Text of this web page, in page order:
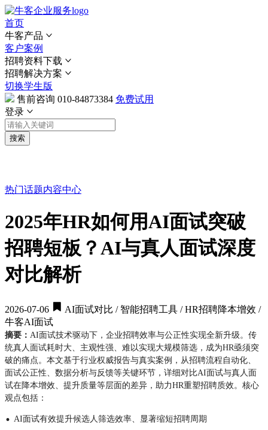
首页
牛客产品
客户案例
招聘资料下载
招聘解决方案
切换学生版
售前咨询 010-84873384 免费试用
登录
搜索
热门话题内容中心
2025年HR如何用AI面试突破
招聘短板？AI与真人面试深度
对比解析
2026-07-06
AI面试对比 / 智能招聘工具 / HR招聘降本增效 /
牛客AI面试
摘要： AI面试技术驱动下，企业招聘效率与公正性实现全新升级。传
统真人面试耗时大、主观性强、难以实现大规模筛选，成为HR亟须突
破的痛点。本文基于行业权威报告与真实案例，从招聘流程自动化、
面试公正性、数据分析与反馈等关键环节，详细对比AI面试与真人面
试在降本增效、提升质量等层面的差异，助力HR重塑招聘质效。核心
观点包括：
· AI面试有效提升候选人筛选效率、显著缩短招聘周期